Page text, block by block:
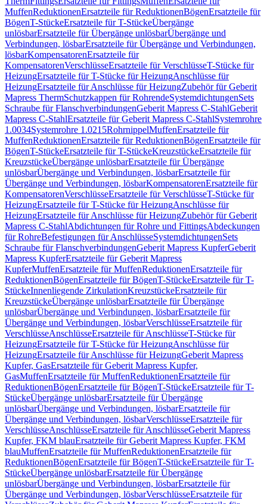
MuffenReduktionenErsatzteile für ReduktionenBögenErsatzteile für
BögenT-StückeErsatzteile für T-StückeÜbergänge
unlösbarErsatzteile für Übergänge unlösbarÜbergänge und
Verbindungen, lösbarErsatzteile für Übergänge und Verbindungen,
lösbarKompensatorenErsatzteile für
KompensatorenVerschlüsseErsatzteile für VerschlüsseT-Stücke für
HeizungErsatzteile für T-Stücke für HeizungAnschlüsse für
HeizungErsatzteile für Anschlüsse für HeizungZubehör für Geberit
Mapress ThermSchutzkappen für RohrendeSystemdichtungenSets
Schraube für FlanschverbindungenGeberit Mapress C-StahlGeberit
Mapress C-StahlErsatzteile für Geberit Mapress C-StahlSystemrohre
1.0034Systemrohre 1.0215RohrnippelMuffenErsatzteile für
MuffenReduktionenErsatzteile für ReduktionenBögenErsatzteile für
BögenT-StückeErsatzteile für T-StückeKreuzstückeErsatzteile für
KreuzstückeÜbergänge unlösbarErsatzteile für Übergänge
unlösbarÜbergänge und Verbindungen, lösbarErsatzteile für
Übergänge und Verbindungen, lösbarKompensatorenErsatzteile für
KompensatorenVerschlüsseErsatzteile für VerschlüsseT-Stücke für
HeizungErsatzteile für T-Stücke für HeizungAnschlüsse für
HeizungErsatzteile für Anschlüsse für HeizungZubehör für Geberit
Mapress C-StahlAbdichtungen für Rohre und FittingsAbdeckungen
für RohreBefestigungen für AnschlüsseSystemdichtungenSets
Schraube für FlanschverbindungenGeberit Mapress KupferGeberit
Mapress KupferErsatzteile für Geberit Mapress
KupferMuffenErsatzteile für MuffenReduktionenErsatzteile für
ReduktionenBögenErsatzteile für BögenT-StückeErsatzteile für T-
StückeInnenliegende ZirkulationKreuzstückeErsatzteile für
KreuzstückeÜbergänge unlösbarErsatzteile für Übergänge
unlösbarÜbergänge und Verbindungen, lösbarErsatzteile für
Übergänge und Verbindungen, lösbarVerschlüsseErsatzteile für
VerschlüsseAnschlüsseErsatzteile für AnschlüsseT-Stücke für
HeizungErsatzteile für T-Stücke für HeizungAnschlüsse für
HeizungErsatzteile für Anschlüsse für HeizungGeberit Mapress
Kupfer, GasErsatzteile für Geberit Mapress Kupfer,
GasMuffenErsatzteile für MuffenReduktionenErsatzteile für
ReduktionenBögenErsatzteile für BögenT-StückeErsatzteile für T-
StückeÜbergänge unlösbarErsatzteile für Übergänge
unlösbarÜbergänge und Verbindungen, lösbarErsatzteile für
Übergänge und Verbindungen, lösbarVerschlüsseErsatzteile für
VerschlüsseAnschlüsseErsatzteile für AnschlüsseGeberit Mapress
Kupfer, FKM blauErsatzteile für Geberit Mapress Kupfer, FKM
blauMuffenErsatzteile für MuffenReduktionenErsatzteile für
ReduktionenBögenErsatzteile für BögenT-StückeErsatzteile für T-
StückeÜbergänge unlösbarErsatzteile für Übergänge
unlösbarÜbergänge und Verbindungen, lösbarErsatzteile für
Übergänge und Verbindungen, lösbarVerschlüsseErsatzteile für